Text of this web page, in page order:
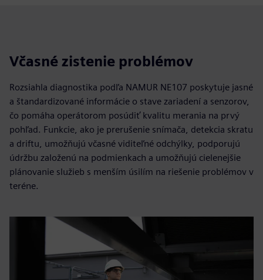
Včasné zistenie problémov
Rozsiahla diagnostika podľa NAMUR NE107 poskytuje jasné
a štandardizované informácie o stave zariadení a senzorov,
čo pomáha operátorom posúdiť kvalitu merania na prvý
pohľad. Funkcie, ako je prerušenie snímača, detekcia skratu
a driftu, umožňujú včasné viditeľné odchýlky, podporujú
údržbu založenú na podmienkach a umožňujú cielenejšie
plánovanie služieb s menším úsilím na riešenie problémov v
teréne.